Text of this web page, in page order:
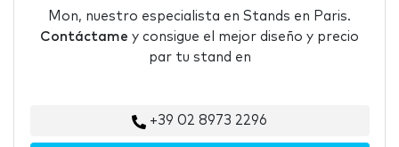
Mon, nuestro especialista en Stands en Paris.
Contáctame y consigue el mejor diseño y precio
par tu stand en
+39 02 8973 2296